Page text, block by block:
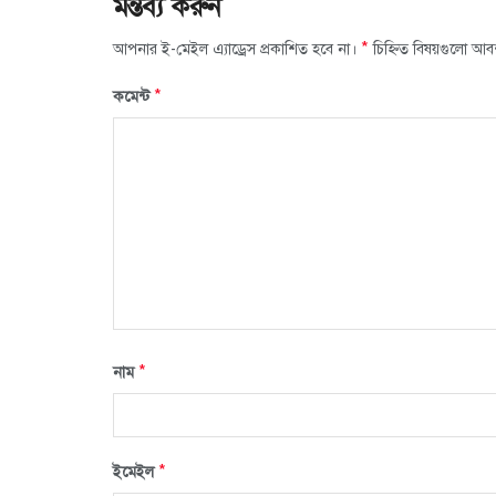
আপনার ই-মেইল এ্যাড্রেস প্রকাশিত হবে না। * চিহ্নিত বিষয়গুলো
কমেন্ট*
নাম*
ইমেইল*